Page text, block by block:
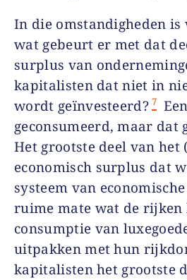
In die omstandigheden
wat gebeurt er met dat
surplus van
kapitalisten dat niet in
wordt geïnvesteerd? 7
geconsumeerd, maar dat
Het grootste deel van het
economisch surplus dat
systeem van
ruime mate wat de rijken
consumptie van
uitpakken met hun
kapitalisten het grootste